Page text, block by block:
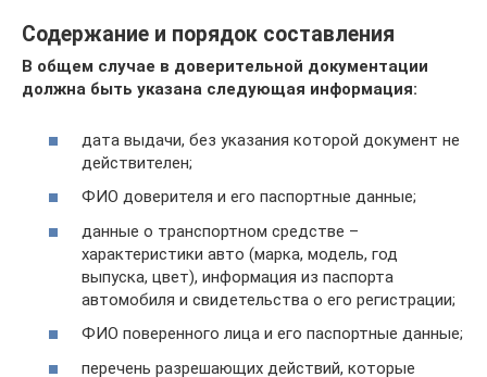
Содержание и порядок составления
В общем случае в доверительной документации
должна быть указана следующая информация:
дата выдачи, без указания которой документ не
действителен;
ФИО доверителя и его паспортные данные;
данные о транспортном средстве –
характеристики авто (марка, модель, год
выпуска, цвет), информация из паспорта
автомобиля и свидетельства о его регистрации;
ФИО поверенного лица и его паспортные данные;
перечень разрешающих действий, которые